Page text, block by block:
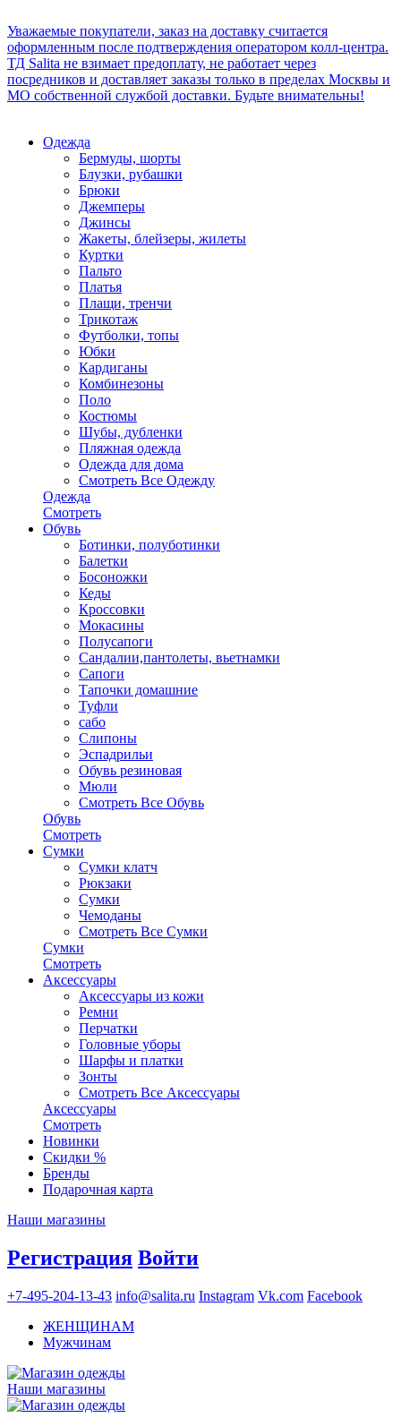
Уважаемые покупатели, заказ на доставку считается
оформленным после подтверждения оператором колл-центра.
ТД Salita не взимает предоплату, не работает через
посредников и доставляет заказы только в пределах Москвы и
МО собственной службой доставки. Будьте внимательны!
Одежда
Бермуды, шорты
Блузки, рубашки
Брюки
Джемперы
Джинсы
Жакеты, блейзеры, жилеты
Куртки
Пальто
Платья
Плащи, тренчи
Трикотаж
Футболки, топы
Юбки
Кардиганы
Комбинезоны
Поло
Костюмы
Шубы, дубленки
Пляжная одежда
Одежда для дома
Смотреть Все Одежду
Одежда
Смотреть
Обувь
Ботинки, полуботинки
Балетки
Босоножки
Кеды
Кроссовки
Мокасины
Полусапоги
Сандалии,пантолеты, вьетнамки
Сапоги
Тапочки домашние
Туфли
сабо
Слипоны
Эспадрильи
Обувь резиновая
Мюли
Смотреть Все Обувь
Обувь
Смотреть
Сумки
Сумки клатч
Рюкзаки
Сумки
Чемоданы
Смотреть Все Сумки
Сумки
Смотреть
Аксессуары
Аксессуары из кожи
Ремни
Перчатки
Головные уборы
Шарфы и платки
Зонты
Смотреть Все Аксессуары
Аксессуары
Смотреть
Новинки
Скидки %
Бренды
Подарочная карта
Наши магазины
Регистрация Войти
+7-495-204-13-43 info@salita.ru Instagram Vk.com Facebook
ЖЕНЩИНАМ
Мужчинам
Наши магазины